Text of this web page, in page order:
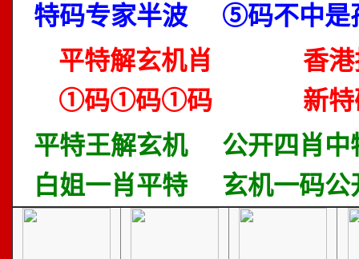
特码专家半波
⑤码不中是
平特解玄机肖
香
①码①码①码
新
平特王解玄机
公开四肖中
白姐一肖平特
玄机一码公